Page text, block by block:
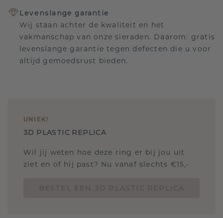
Levenslange garantie
Wij staan achter de kwaliteit en het
vakmanschap van onze sieraden. Daarom: gratis
levenslange garantie tegen defecten die u voor
altijd gemoedsrust bieden.
UNIEK!
3D PLASTIC REPLICA
Wil jij weten hoe deze ring er bij jou uit
ziet en of hij past? Nu vanaf slechts €15,-